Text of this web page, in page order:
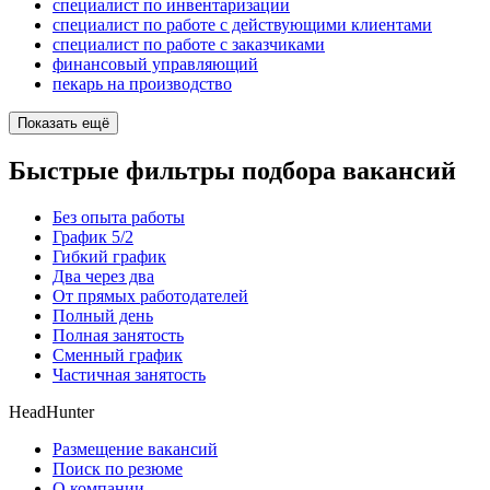
специалист по инвентаризации
специалист по работе с действующими клиентами
специалист по работе с заказчиками
финансовый управляющий
пекарь на производство
Показать ещё
Быстрые фильтры подбора вакансий
Без опыта работы
График 5/2
Гибкий график
Два через два
От прямых работодателей
Полный день
Полная занятость
Сменный график
Частичная занятость
HeadHunter
Размещение вакансий
Поиск по резюме